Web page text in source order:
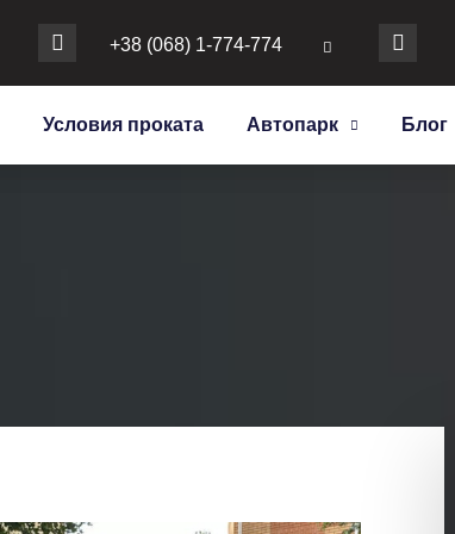
+38 (068) 1-774-774
Условия проката Автопарк Блог